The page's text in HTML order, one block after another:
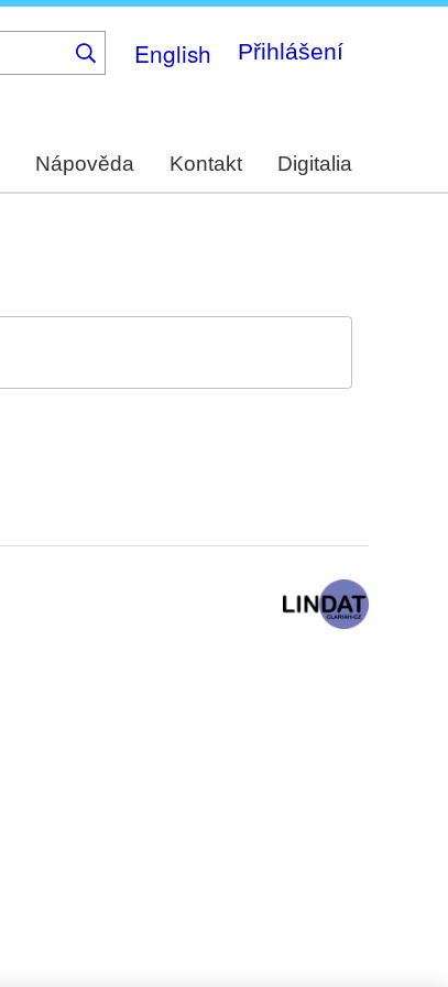
English Přihlášení
Nápověda Kontakt Digitalia